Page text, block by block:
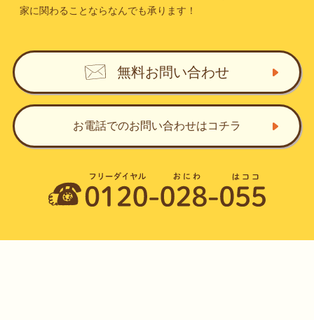
家に関わることならなんでも承ります！
無料お問い合わせ
お電話でのお問い合わせはコチラ